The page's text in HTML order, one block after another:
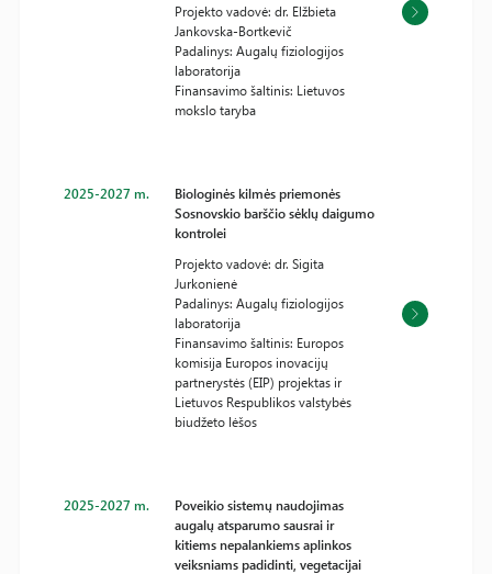
Projekto vadovė: dr. Elžbieta
Jankovska-Bortkevič
Padalinys: Augalų fiziologijos
laboratorija
Finansavimo šaltinis: Lietuvos
mokslo taryba
2025-2027 m.
Biologinės kilmės priemonės
Sosnovskio barščio sėklų daigumo
kontrolei
Projekto vadovė: dr. Sigita
Jurkonienė
Padalinys: Augalų fiziologijos
laboratorija
Finansavimo šaltinis: Europos
komisija Europos inovacijų
partnerystės (EIP) projektas ir
Lietuvos Respublikos valstybės
biudžeto lėšos
2025-2027 m.
Poveikio sistemų naudojimas
augalų atsparumo sausrai ir
kitiems nepalankiems aplinkos
veiksniams padidinti, vegetacijai